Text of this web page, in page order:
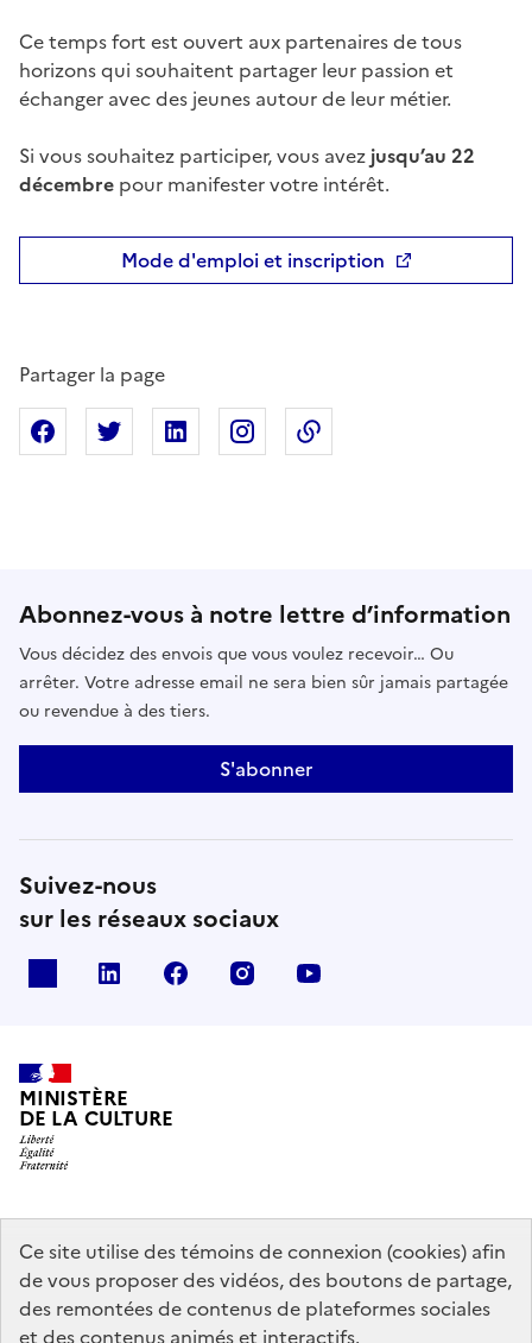
Ce site utilise des témoins de connexion (cookies) afin
de vous proposer des vidéos, des boutons de partage,
des remontées de contenus de plateformes sociales
et des contenus animés et interactifs.
Ce temps fort est ouvert aux partenaires de tous
horizons qui souhaitent partager leur passion et
échanger avec des jeunes autour de leur métier.
Si vous souhaitez participer, vous avez jusqu’au 22
décembre pour manifester votre intérêt.
Mode d'emploi et inscription
Partager la page
Partager sur Facebook
Partager sur XPartager sur Linkedin
Partager sur Instagram
Abonnez-vous à notre lettre d’information
Vous décidez des envois que vous voulez recevoir… Ou
arrêter. Votre adresse email ne sera bien sûr jamais partagée
ou revendue à des tiers.
S'abonner
Suivez-nous
sur les réseaux sociaux
linkedin facebook instagram
MINISTÈRE
DE LA CULTURE
data.gouv.fr legifrance.gouv.fr
info.gouv.fr
service-public.gouv.fr